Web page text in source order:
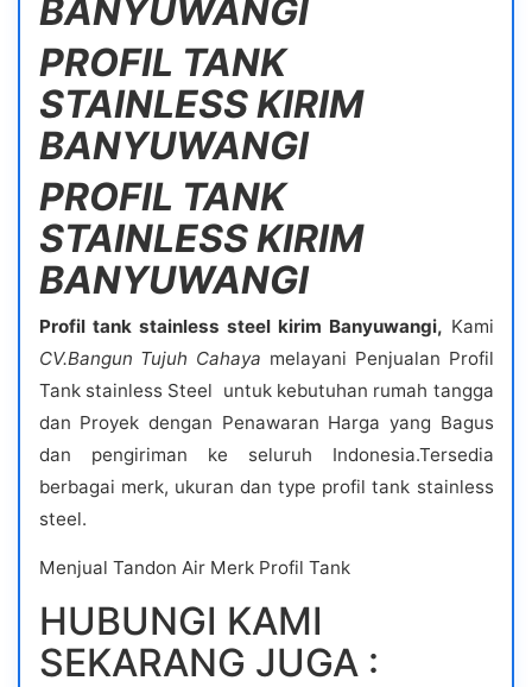
BANYUWANGI
PROFIL TANK
STAINLESS KIRIM
BANYUWANGI
PROFIL TANK
STAINLESS KIRIM
BANYUWANGI
Profil tank stainless steel kirim Banyuwangi, Kami
CV.Bangun Tujuh Cahaya melayani Penjualan Profil
Tank stainless Steel untuk kebutuhan rumah tangga
dan Proyek dengan Penawaran Harga yang Bagus
dan pengiriman ke seluruh Indonesia.Tersedia
berbagai merk, ukuran dan type profil tank stainless
steel.
Menjual Tandon Air Merk Profil Tank
HUBUNGI KAMI
SEKARANG JUGA :